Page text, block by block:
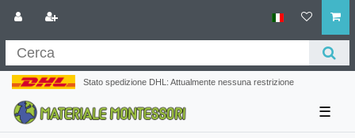
Stato spedizione DHL: Attualmente nessuna restrizione
☰